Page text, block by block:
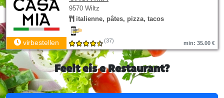
9570 Wiltz
italienne, pâtes, pizza, tacos
virbestellen (37) min: 35.00 €
Feelt eis e Restaurant?